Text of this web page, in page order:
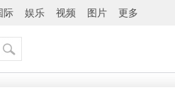
际 娱乐 视频 图片 更多